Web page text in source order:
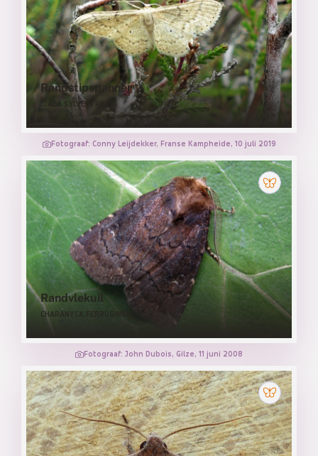
Randstipspanner
IDAEA SYLVESTRARIA
Fotograaf: Conny Leijdekker, Franse Kampheide, 10 juli 2019
Randvlekuil
CHARANYCA FERRUGINEA
Fotograaf: John Dubois, Gilze, 11 juni 2008